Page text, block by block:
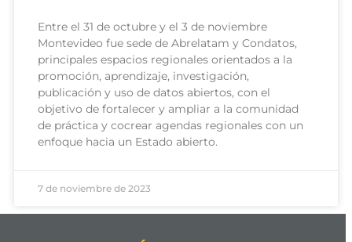
Entre el 31 de octubre y el 3 de noviembre
Montevideo fue sede de Abrelatam y Condatos,
principales espacios regionales orientados a la
promoción, aprendizaje, investigación,
publicación y uso de datos abiertos, con el
objetivo de fortalecer y ampliar a la comunidad
de práctica y cocrear agendas regionales con un
enfoque hacia un Estado abierto.
7 de noviembre de 2023